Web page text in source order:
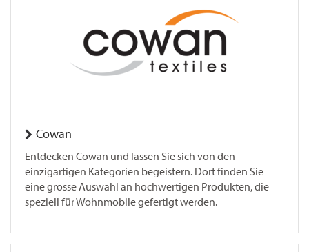
Cowan
Entdecken Cowan und lassen Sie sich von den
einzigartigen Kategorien begeistern. Dort finden Sie
eine grosse Auswahl an hochwertigen Produkten, die
speziell für Wohnmobile gefertigt werden.